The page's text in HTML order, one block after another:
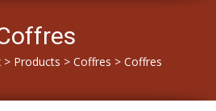
> Products > Coffres > Coffres